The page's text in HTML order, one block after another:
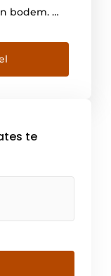
bodem. We
zo de
bodem
in
te